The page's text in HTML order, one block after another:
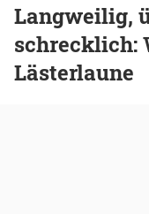
Langweilig,
schrecklich:
Lästerlaune